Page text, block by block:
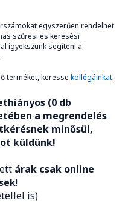
egyszerűen rendelhet
szűrési és keresési
igyekszünk segíteni a
terméket, keresse kollégáinkat.
(0 db
a megrendelés
minősül,
küldünk!
árak csak online
!
is)